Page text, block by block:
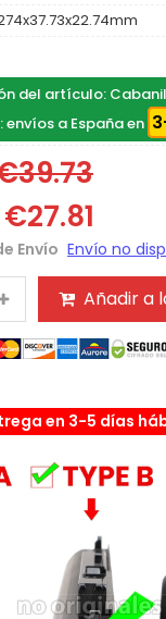
del artículo:
a España en
€27.81
Envío
Añadir a
en 3-5 días